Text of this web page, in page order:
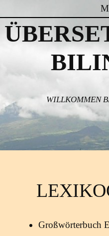
Skip to content
WILLKOMMEN
Großwörterbuch